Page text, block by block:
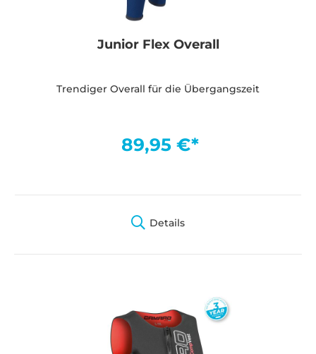
Junior Flex Overall
Trendiger Overall für die Übergangszeit
89,95 €*
Details